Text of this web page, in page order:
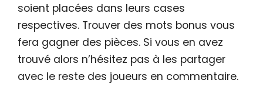
soient placées dans leurs cases
respectives. Trouver des mots bonus vous
fera gagner des pièces. Si vous en avez
trouvé alors n’hésitez pas à les partager
avec le reste des joueurs en commentaire.